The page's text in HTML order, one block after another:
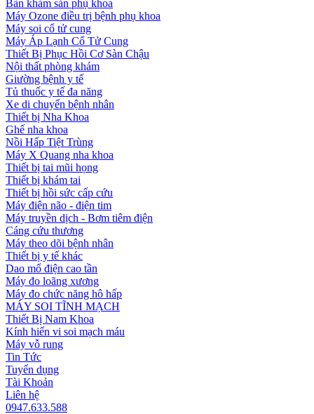
Bàn khám sản phụ khoa
Máy Ozone điều trị bệnh phụ khoa
Máy soi cổ tử cung
Máy Áp Lạnh Cổ Tử Cung
Thiết Bị Phục Hồi Cơ Sàn Chậu
Nội thất phòng khám
Giường bệnh y tế
Tủ thuốc y tế đa năng
Xe di chuyển bệnh nhân
Thiết bị Nha Khoa
Ghế nha khoa
Nồi Hấp Tiệt Trùng
Máy X Quang nha khoa
Thiết bị tai mũi họng
Thiết bị khám tai
Thiết bị hồi sức cấp cứu
Máy điện não - điện tim
Máy truyền dịch - Bơm tiêm điện
Cáng cứu thương
Máy theo dõi bệnh nhân
Thiết bị y tế khác
Dao mổ điện cao tần
Máy đo loãng xương
Máy đo chức năng hô hấp
MÁY SOI TĨNH MẠCH
Thiết Bị Nam Khoa
Kính hiển vi soi mạch máu
Máy vỗ rung
Tin Tức
Tuyển dụng
Tài Khoản
Liên hệ
0947.633.588